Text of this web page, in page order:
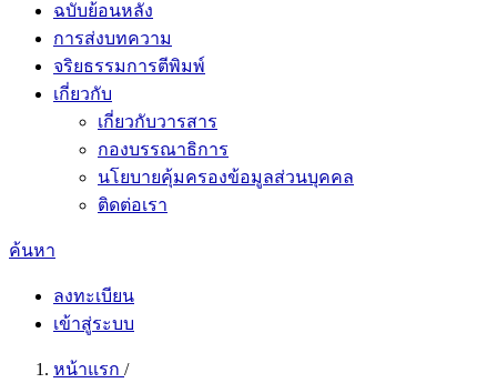
ฉบับย้อนหลัง
การส่งบทความ
จริยธรรมการตีพิมพ์
เกี่ยวกับ
เกี่ยวกับวารสาร
กองบรรณาธิการ
นโยบายคุ้มครองข้อมูลส่วนบุคคล
ติดต่อเรา
ค้นหา
ลงทะเบียน
เข้าสู่ระบบ
หน้าแรก /